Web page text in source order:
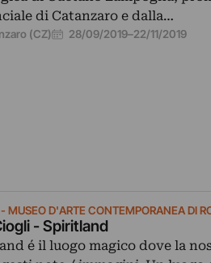
di Catanzaro e dalla…
(CZ) 28/09/2019–22/11/2019
MUSEO D'ARTE CONTEMPORANEA DI
- Spiritland
é il luogo magico dove la